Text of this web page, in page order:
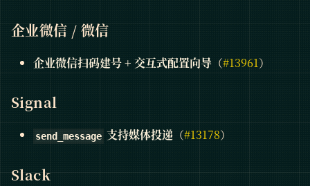
企业微信 / 微信
企业微信扫码建号 + 交互式配置向导 （#13961）
Signal
send_message 支持媒体投递 （#13178）
Slack